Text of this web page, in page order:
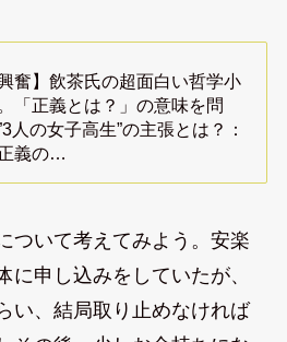
興奮】飲茶氏の超面白い哲学小
「正義とは？」の意味を問
人の女子高生”の主張とは？：
正義の…
ついて考えてみよう。安楽
に申し込みをしていたが、
い、結局取り止めなければ